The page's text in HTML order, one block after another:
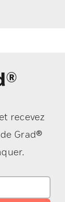
recevez
Grad®